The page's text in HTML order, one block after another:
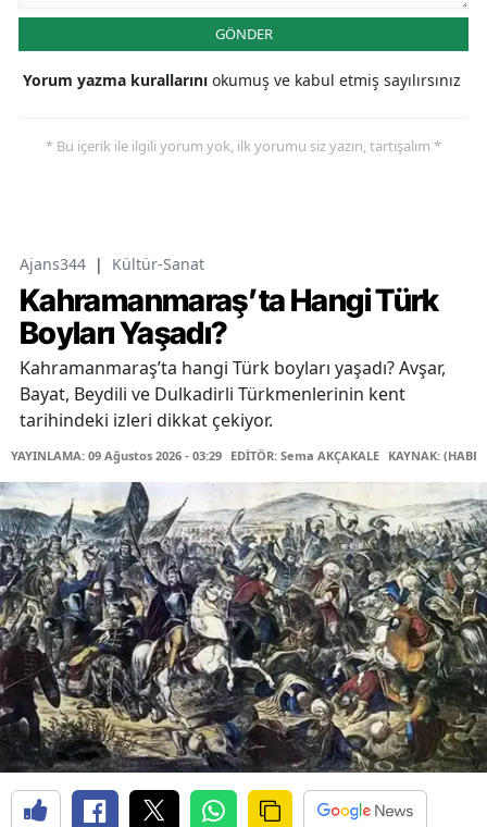
GÖNDER
Yorum yazma kurallarını okumuş ve kabul etmiş sayılırsınız
* Bu içerik ile ilgili yorum yok, ilk yorumu siz yazın, tartışalım *
Ajans344 | Kültür-Sanat
Kahramanmaraş’ta Hangi Türk
Boyları Yaşadı?
Kahramanmaraş’ta hangi Türk boyları yaşadı? Avşar,
Bayat, Beydili ve Dulkadirli Türkmenlerinin kent
tarihindeki izleri dikkat çekiyor.
YAYINLAMA: 09 Ağustos 2026 - 03:29 EDİTÖR: Sema AKÇAKALE KAYNAK: